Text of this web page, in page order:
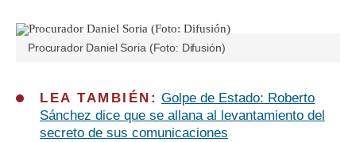
Procurador Daniel Soria (Foto: Difusión)
LEA TAMBIÉN: Golpe de Estado: Roberto
Sánchez dice que se allana al levantamiento del
secreto de sus comunicaciones